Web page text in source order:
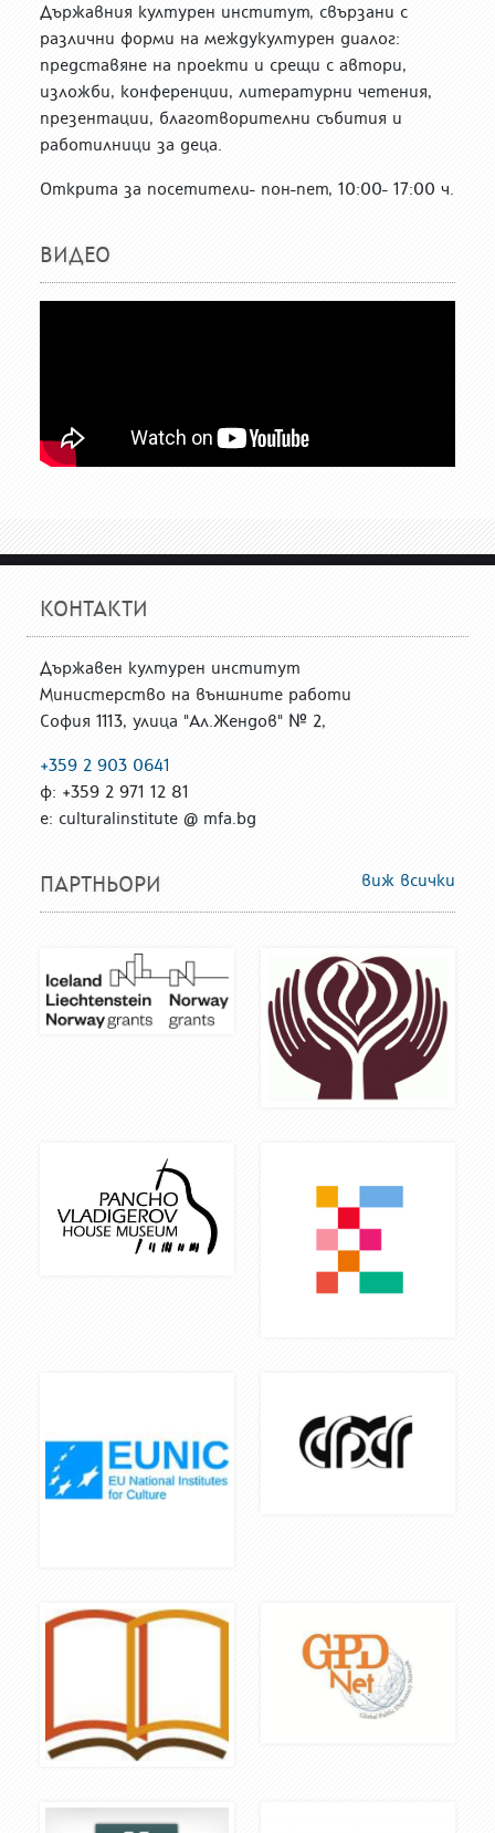
Държавния културен институт, свързани с
различни форми на междукултурен диалог:
представяне на проекти и срещи с автори,
изложби, конференции, литературни четения,
презентации, благотворителни събития и
работилници за деца.
Открита за посетители- пон-пет, 10:00- 17:00 ч.
ВИДЕО
КОНТАКТИ
Държавен културен институт
Министерство на външните работи
София 1113, улица "Ал.Жендов" № 2,
+359 2 903 0641
ф: +359 2 971 12 81
е: culturalinstitute @ mfa.bg
ПАРТНЬОРИ виж всички